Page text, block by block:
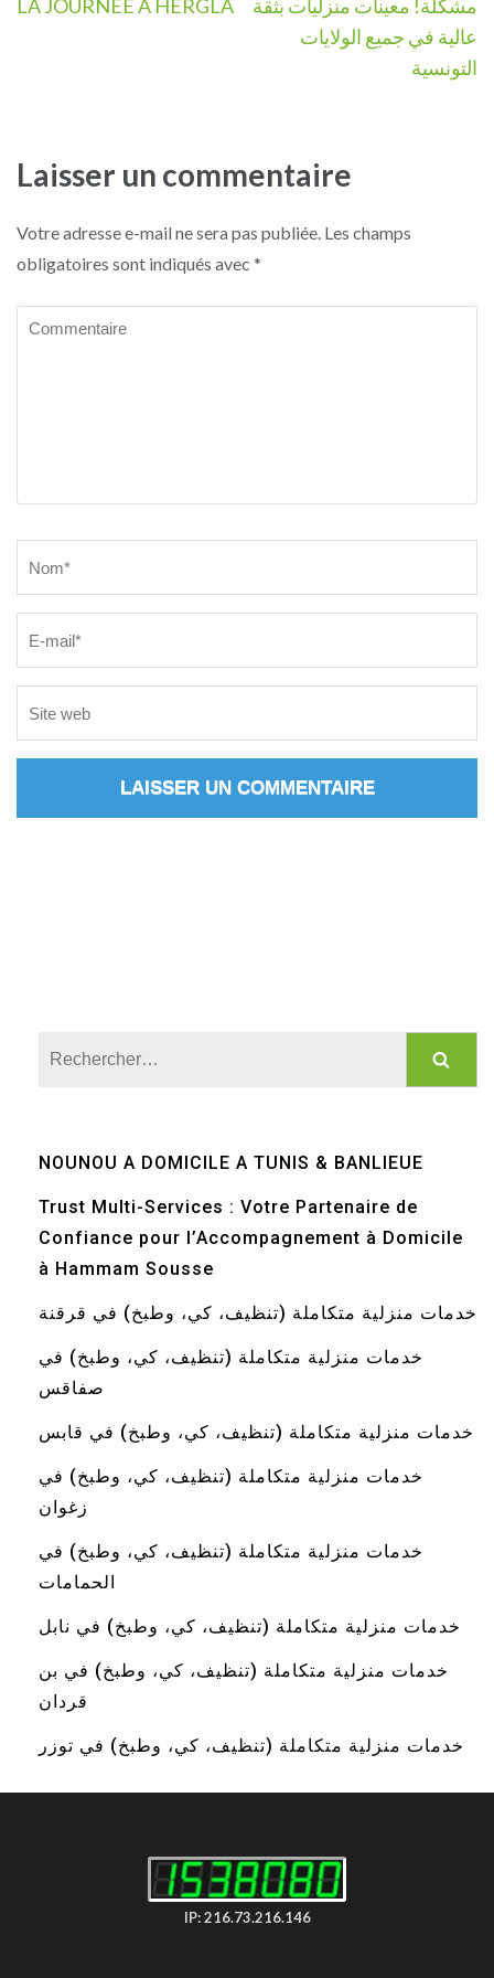
LA JOURNÉE A HERGLA
مشكلة! معينات منزليات بثقة
عالية في جميع الولايات
التونسية
Laisser un commentaire
Votre adresse e-mail ne sera pas publiée. Les champs
obligatoires sont indiqués avec *
Commentaire
NOUNOU A DOMICILE A TUNIS & BANLIEUE
Trust Multi-Services : Votre Partenaire de
Confiance pour l’Accompagnement à Domicile
à Hammam Sousse
خدمات منزلية متكاملة (تنظيف، كي، وطبخ) في قرقنة
خدمات منزلية متكاملة (تنظيف، كي، وطبخ) في
صفاقس
خدمات منزلية متكاملة (تنظيف، كي، وطبخ) في قابس
خدمات منزلية متكاملة (تنظيف، كي، وطبخ) في
زغوان
خدمات منزلية متكاملة (تنظيف، كي، وطبخ) في
الحمامات
خدمات منزلية متكاملة (تنظيف، كي، وطبخ) في نابل
خدمات منزلية متكاملة (تنظيف، كي، وطبخ) في بن
قردان
خدمات منزلية متكاملة (تنظيف، كي، وطبخ) في توزر
IP: 216.73.216.146